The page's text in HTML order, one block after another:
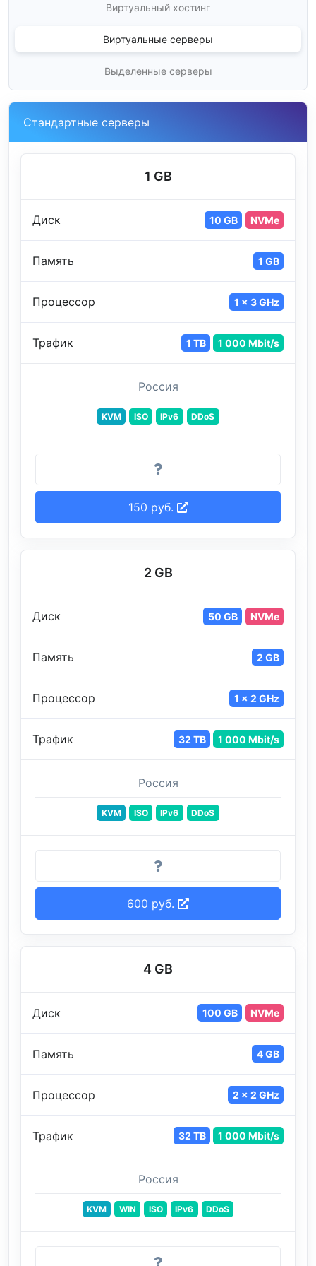
Виртуальный хостинг
Виртуальные серверы
Выделенные серверы
Стандартные серверы
1 GB
Диск 10 GB NVMe
Память 1 GB
Процессор 1 x 3 GHz
Трафик 1 TB 1 000 Mbit/s
Россия
KVM ISO IPv6 DDoS
150 руб.
2 GB
Диск 50 GB NVMe
Память 2 GB
Процессор 1 x 2 GHz
Трафик 32 TB 1 000 Mbit/s
Россия
KVM ISO IPv6 DDoS
600 руб.
4 GB
Диск 100 GB NVMe
Память 4 GB
Процессор 2 x 2 GHz
Трафик 32 TB 1 000 Mbit/s
Россия
KVM WIN ISO IPv6 DDoS